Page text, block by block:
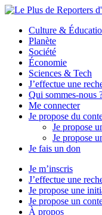
Culture &
Planète
Société
Économie
Sciences & Tech
J’effectue une
Qui sommes-nous
Me connecter
Je propose du
Je propose
Je propose
Je fais un don
Je m’inscris
J’effectue une
Je propose une
Je propose un
À propos